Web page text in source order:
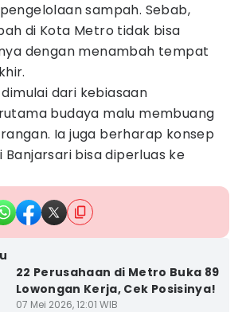
sampah. Sebab,
di Kota Metro tidak bisa
dengan menambah tempat
dari kebiasaan
budaya malu membuang
Ia juga berharap konsep
Banjarsari bisa diperluas ke
22 Perusahaan di Metro Buka 89
Lowongan Kerja, Cek Posisinya!
07 Mei 2026, 12:01 WIB